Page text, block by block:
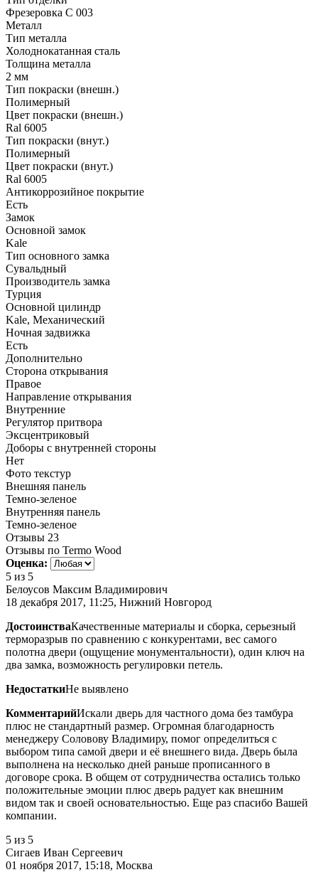
Фрезеровка C 003
Металл
Тип металла
Холоднокатанная сталь
Толщина металла
2 мм
Тип покраски (внешн.)
Полимерный
Цвет покраски (внешн.)
Ral 6005
Тип покраски (внут.)
Полимерный
Цвет покраски (внут.)
Ral 6005
Антикоррозийное покрытие
Есть
Замок
Основной замок
Kale
Тип основного замка
Сувальдный
Производитель замка
Турция
Основной цилиндр
Kale, Механический
Ночная задвижка
Есть
Дополнительно
Сторона открывания
Правое
Направление открывания
Внутренние
Регулятор притвора
Эксцентриковый
Доборы с внутренней стороны
Нет
Фото текстур
Внешняя панель
Темно-зеленое
Внутренняя панель
Темно-зеленое
Отзывы 23
Отзывы по Termo Wood
Оценка:
5 из 5
Белоусов Максим Владимирович
18 декабря 2017, 11:25, Нижний Новгород
ДостоинстваКачественные материалы и сборка, серьезный
терморазрыв по сравнению с конкурентами, вес самого
полотна двери (ощущение монументальности), один ключ на
два замка, возможность регулировки петель.
НедостаткиНе выявлено
КомментарийИскали дверь для частного дома без тамбура
плюс не стандартный размер. Огромная благодарность
менеджеру Соловову Владимиру, помог определиться с
выбором типа самой двери и её внешнего вида. Дверь была
выполнена на несколько дней раньше прописанного в
договоре срока. В общем от сотрудничества остались только
положительные эмоции плюс дверь радует как внешним
видом так и своей основательностью. Еще раз спасибо Вашей
компании.
5 из 5
Сигаев Иван Сергеевич
01 ноября 2017, 15:18, Москва